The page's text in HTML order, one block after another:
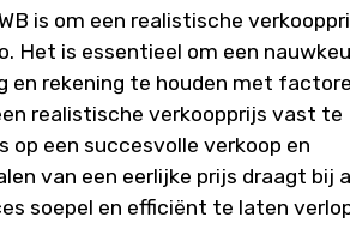
is om een realistische
Het is essentieel om een
en rekening te houden met
realistische verkoopprijs vast te
op een succesvolle verkoop en
van een eerlijke prijs draagt bij
soepel en efficiënt te laten